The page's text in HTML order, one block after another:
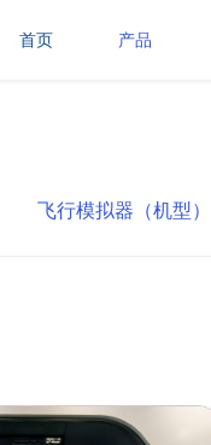
首页 产品
飞行模拟器（机型）